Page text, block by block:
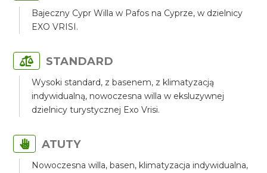
Bajeczny Cypr Willa w Pafos na Cyprze, w dzielnicy
EXO VRISI.
STANDARD
Wysoki standard, z basenem, z klimatyzacją
indywidualną, nowoczesna willa w eksluzywnej
dzielnicy turystycznej Exo Vrisi.
ATUTY
Nowoczesna willa, basen, klimatyzacja indywidualna,